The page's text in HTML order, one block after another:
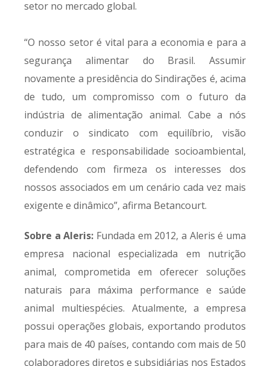
setor no mercado global.
“O nosso setor é vital para a economia e para a
segurança alimentar do Brasil. Assumir
novamente a presidência do Sindirações é, acima
de tudo, um compromisso com o futuro da
indústria de alimentação animal. Cabe a nós
conduzir o sindicato com equilíbrio, visão
estratégica e responsabilidade socioambiental,
defendendo com firmeza os interesses dos
nossos associados em um cenário cada vez mais
exigente e dinâmico”, afirma Betancourt.
Sobre a Aleris: Fundada em 2012, a Aleris é uma
empresa nacional especializada em nutrição
animal, comprometida em oferecer soluções
naturais para máxima performance e saúde
animal multiespécies. Atualmente, a empresa
possui operações globais, exportando produtos
para mais de 40 países, contando com mais de 50
colaboradores diretos e subsidiárias nos Estados